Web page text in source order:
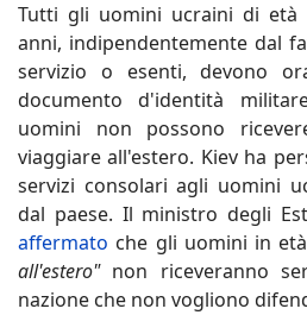
Tutti gli uomini ucraini di età
anni, indipendentemente dal
servizio o esenti, devono
documento d'identità
uomini non possono
viaggiare all'estero. Kiev ha
servizi consolari agli uomini
dal paese. Il ministro degli
affermato che gli uomini in
all'estero"non riceveranno
nazione che non vogliono